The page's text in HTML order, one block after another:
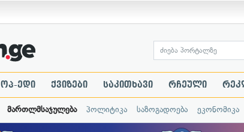
ოპ-ედი ქვიზები საკითხავი რჩეული
მართლმსაჯულება პოლიტიკა საზოგადოება ეკონომიკა